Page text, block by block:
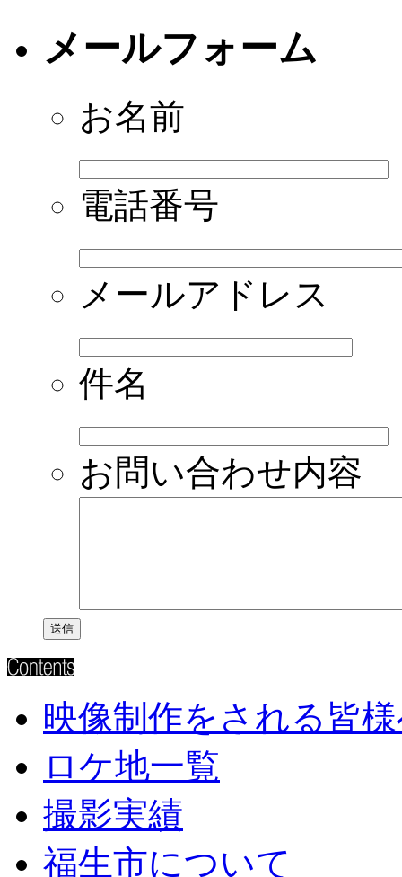
メールフォーム
お名前
電話番号
メールアドレス
件名
お問い合わせ内容
映像制作をされる皆
ロケ地一覧
撮影実績
福生市について